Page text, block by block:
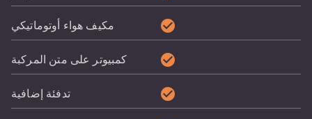
مكيف هواء أوتوماتيكي check_circle
كمبيوتر على متن المركبة check_circle
تدفئة إضافية check_circle